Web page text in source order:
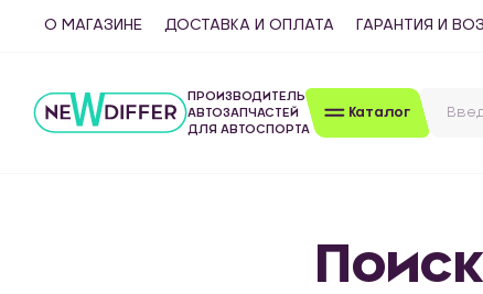
О МАГАЗИНЕ ДОСТАВКА И ОПЛАТА ГАРАНТИЯ И
ПРОИЗВОДИТЕЛЬ
АВТОЗАПЧАСТЕЙ
ДЛЯ АВТОСПОРТА
Каталог